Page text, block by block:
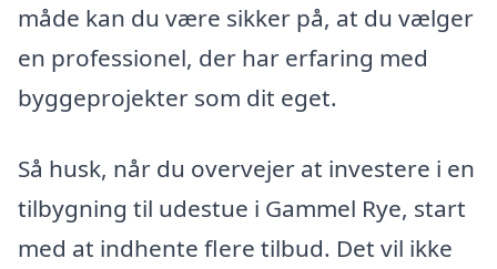
måde kan du være sikker på, at du vælger
en professionel, der har erfaring med
byggeprojekter som dit eget.
Så husk, når du overvejer at investere i en
tilbygning til udestue i Gammel Rye, start
med at indhente flere tilbud. Det vil ikke